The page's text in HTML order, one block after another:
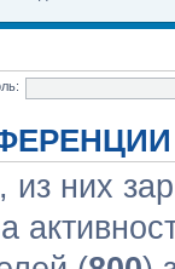
, из них